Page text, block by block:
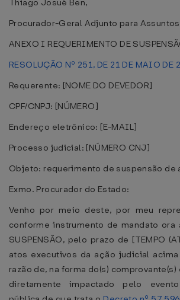
Thiago Josué Ben,
Procurador-Geral Adjunto para
ANEXO I REQUERIMENTO DE
RESOLUÇÃO Nº 251, DE 21 DE MAIO DE
Requerente: [NOME DO DEVEDOR]
CPF/CNPJ: [NÚMERO]
Endereço eletrônico: [E-MAIL]
Processo judicial: [NÚMERO CNJ]
Objeto: requerimento de suspensão de
Exmo. Procurador do Estado:
Venho por meio deste, por meu
conforme instrumento de mandato ora
SUSPENSÃO, pelo prazo de [TEMPO
atos executivos da ação judicial
razão de, na forma do(s)
diretamente impactado pelo